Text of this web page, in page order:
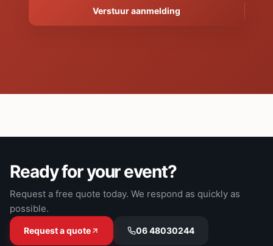
Verstuur aanmelding
Ready for your event?
Request a free quote today. We respond as quickly as
possible.
Request a quote 06 48030244